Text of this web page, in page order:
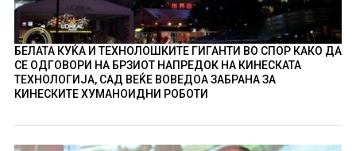
БЕЛАТА КУЌА И ТЕХНОЛОШКИТЕ ГИГАНТИ ВО СПОР КАКО ДА
СЕ ОДГОВОРИ НА БРЗИОТ НАПРЕДОК НА КИНЕСКАТА
ТЕХНОЛОГИЈА, САД ВЕЌЕ ВОВЕДОА ЗАБРАНА ЗА
КИНЕСКИТЕ ХУМАНОИДНИ РОБОТИ